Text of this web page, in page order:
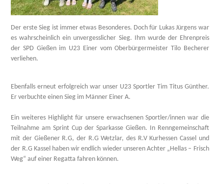
Der erste Sieg ist immer etwas Besonderes. Doch für Lukas Jürgens war
es wahrscheinlich ein unvergesslicher Sieg. Ihm wurde der Ehrenpreis
der SPD Gießen im U23 Einer vom Oberbürgermeister Tilo Becherer
verliehen.
Ebenfalls erneut erfolgreich war unser U23 Sportler Tim Titus Günther.
Er verbuchte einen Sieg im Männer Einer A.
Ein weiteres Highlight für unsere erwachsenen Sportler/innen war die
Teilnahme am Sprint Cup der Sparkasse Gießen. In Renngemeinschaft
mit der Gießener R.G, der R.G Wetzlar, des R.V Kurhessen Cassel und
der R.G Kassel haben wir endlich wieder unseren Achter „Hellas – Frisch
Weg“ auf einer Regatta fahren können.